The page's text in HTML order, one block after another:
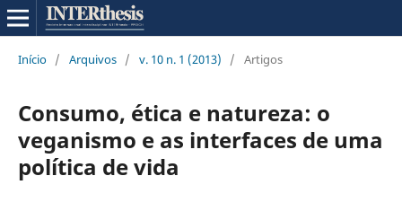
Início / Arquivos / v. 10 n. 1 (2013) / Artigos
Consumo, ética e natureza: o
veganismo e as interfaces de uma
política de vida